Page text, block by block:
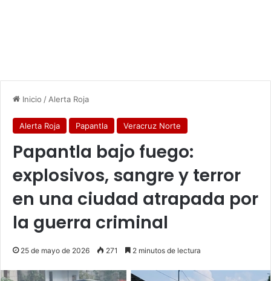
Inicio / Alerta Roja
Alerta Roja Papantla Veracruz Norte
Papantla bajo fuego:
explosivos, sangre y terror
en una ciudad atrapada por
la guerra criminal
25 de mayo de 2026 271 2 minutos de lectura